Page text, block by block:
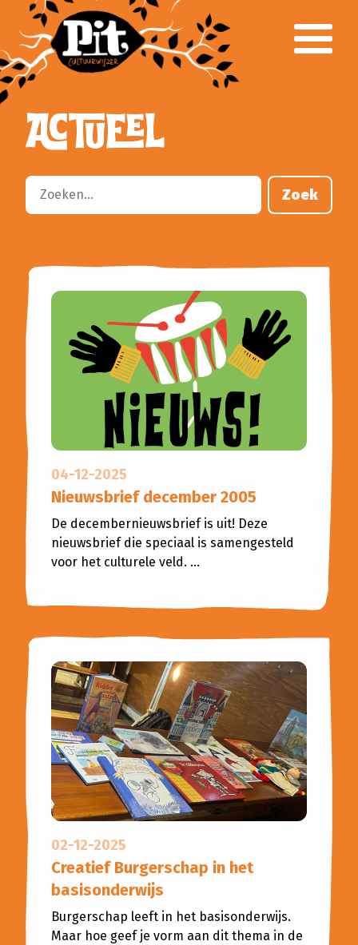
Over Pit
Team
Klankbordgroep
Verantwoording
Voor het onderwijs
Primair Onderwijs
Gespecialiseerd Onderwijs
Culturele partners
Aanvragen klankbordgroep
Voor het culturele veld
Parkstad CultuurWeb
Planned Culture
Reizen in de Tijd
Bijeenkomsten
Bibliotheken
Actueel
Agenda
Inspiratiewijzer
ACTUEEL
Zoek
04-12-2025
Nieuwsbrief december 2005
De decembernieuwsbrief is uit! Deze
nieuwsbrief die speciaal is samengesteld
voor het culturele veld. ...
02-12-2025
Creatief Burgerschap in het
basisonderwijs
Burgerschap leeft in het basisonderwijs.
Maar hoe geef je vorm aan dit thema in de